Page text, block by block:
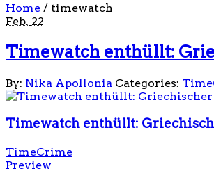
Home / timewatch
Feb. 22
Timewatch enthüllt:
By: Nika Apollonia Categories:
Timewatch enthüllt:
TimeCrime
Preview